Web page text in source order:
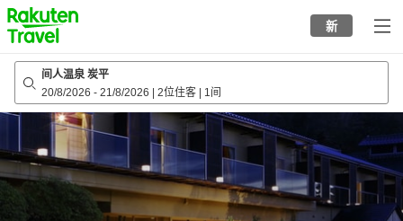
to
top
page
新
间人温泉 炭平
20/8/2026 - 21/8/2026 2位住客 1间